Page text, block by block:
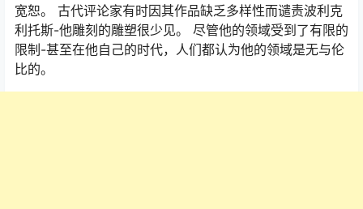
宽恕。 古代评论家有时因其作品缺乏多样性而谴责波利克
利托斯-他雕刻的雕塑很少见。 尽管他的领域受到了有限的
限制-甚至在他自己的时代，人们都认为他的领域是无与伦
比的。